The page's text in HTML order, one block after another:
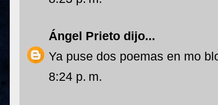
Ángel Prieto dijo...
Ya puse dos poemas en mo
8:24 p. m.